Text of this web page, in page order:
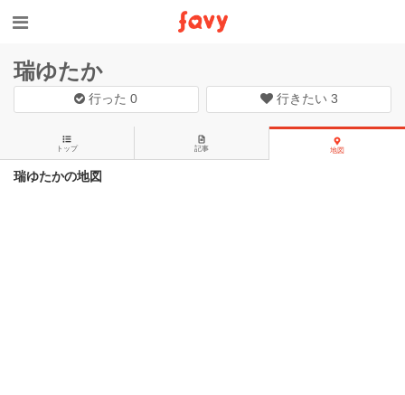
瑞ゆたか
行った0 行きたい 3
トップ 記事 地図
瑞ゆたかの地図